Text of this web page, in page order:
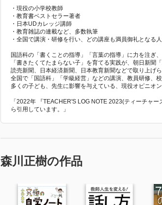
・現役の小学校教師
・教育書ベストセラー著者
・日本UDカレッジ講師
・教育雑誌の連載など、多数執筆
・全国で講演・研修を行い、どの講座も満員御礼となる
国語科の「書くことの指導」「言葉の指導」に力を注ぎ、
「書きたくてたまらない子」を育てる実践が、朝日新聞
読売新聞、日本経済新聞、日本教育新聞などで取り上げら
全国で「国語科」「学級経営」などの講演、教員研修、
多くの子ども、先生に影響を与えている、現役オピニオ
「2022年 『TEACHER'S LOG NOTE 2023(ティーチャ
ら引用しています。」
森川正樹の作品